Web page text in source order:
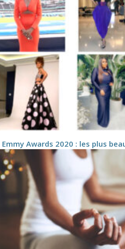
Emmy Awards 2020 : les plus